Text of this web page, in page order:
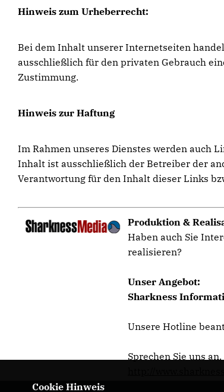
Hinweis zum Urheberrecht:
Bei dem Inhalt unserer Internetseiten
ausschließlich für den privaten Gebrauch
Zustimmung.
Hinweis zur Haftung
Im Rahmen unseres Dienstes werden auch
Inhalt ist ausschließlich der Betreiber der
Verantwortung für den Inhalt dieser Links
Produktion &
Haben auch Sie
realisieren?
Unser Angebot:
Sharkness
Unsere Hotline
Sprechen Sie uns an.
Cookie Hinweis